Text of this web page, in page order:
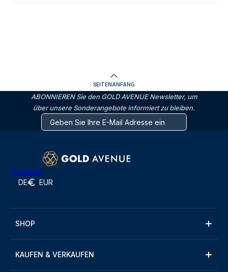
SEITENANFANG
ABONNIEREN Sie den GOLD AVENUE Newsletter, um
über unsere Sonderangebote informiert zu bleiben.
Trustpilot
DE EUR
SHOP
KAUFEN & VERKAUFEN